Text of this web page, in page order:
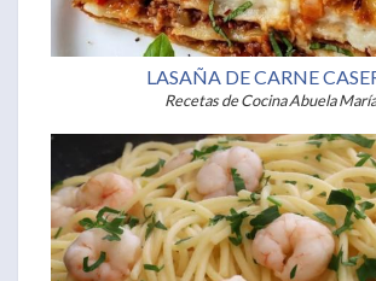
LASAÑA DE CARNE
Recetas de Cocina Abuela María